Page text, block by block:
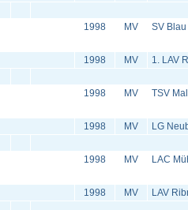
1998 MV SV
1998 MV 1. LAV
1998 MV TSV
1998 MV LG
1998 MV LAC
1998 MV LAV